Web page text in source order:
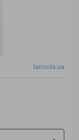
lamoda.ua